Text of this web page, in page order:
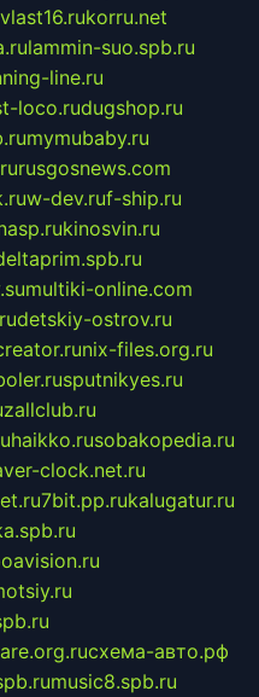
vlast16.rukorru.net
lammin-suo.spb.ru
line.ru
loco.rudugshop.ru
mymubaby.ru
rusgosnews.com
w-dev.ruf-ship.ru
kinosvin.ru
multiki-online.com
detskiy-ostrov.ru
nix-files.org.ru
sputnikyes.ru
zallclub.ru
haikko.rusobakopedia.ru
clock.net.ru
7bit.pp.rukalugatur.ru
схема-авто.рф
music8.spb.ru